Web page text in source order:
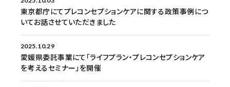
東京都庁にてプレコンセプションケアに関する政策事例につ
いてお話させていただきました
2025.10.29
愛媛県委託事業にて「ライフプラン・プレコンセプションケア
を考えるセミナー」を開催